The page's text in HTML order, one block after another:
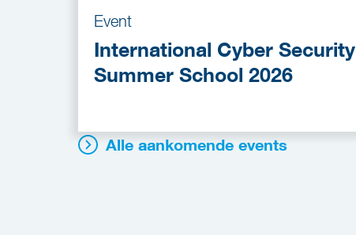
Event
International Cyber Security
Summer School 2026
Alle aankomende events